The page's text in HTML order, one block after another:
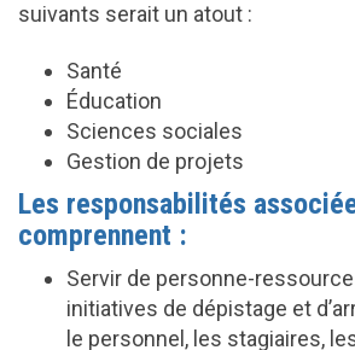
suivants serait un atout :
Santé
Éducation
Sciences sociales
Gestion de projets
Les responsabilités
comprennent :
Servir de personne-ressource
initiatives de dépistage et
le personnel, les stagiaires,